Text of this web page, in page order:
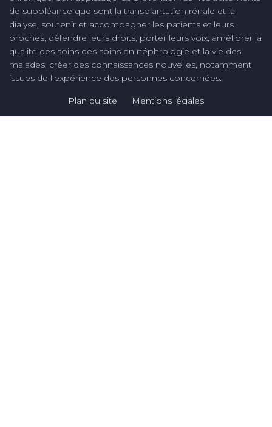
de suppléance que sont la transplantation rénale et la
dialyse, soutenir et accompagner les patients et leurs
proches, défendre leurs droits, porter leurs voix, améliorer la
qualité des soins des soins en néphrologie et la vie des
malades, créer des connaissances nouvelles, notamment
issues de l'expérience des personnes concernées.
Plan du site Mentions légales